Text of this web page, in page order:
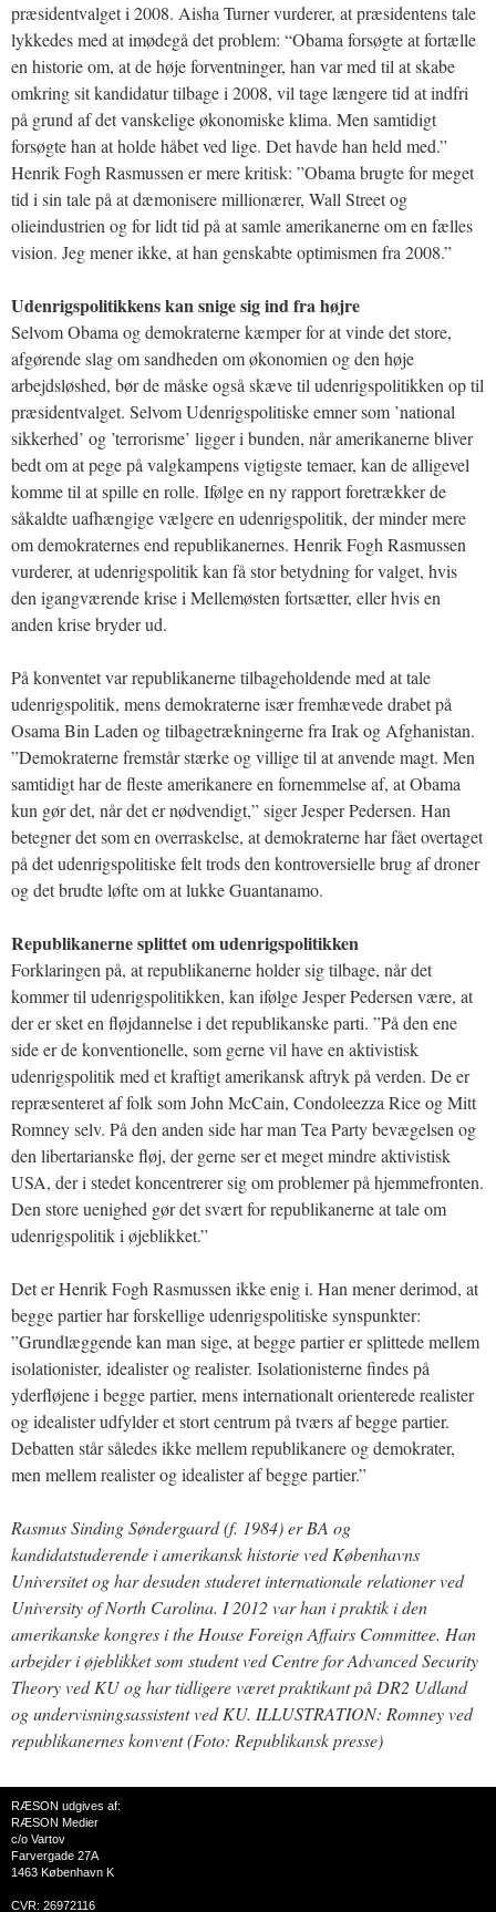
præsidentvalget i 2008. Aisha Turner vurderer, at præsidentens tale
lykkedes med at imødegå det problem: “Obama forsøgte at fortælle
en historie om, at de høje forventninger, han var med til at skabe
omkring sit kandidatur tilbage i 2008, vil tage længere tid at indfri
på grund af det vanskelige økonomiske klima. Men samtidigt
forsøgte han at holde håbet ved lige. Det havde han held med.”
Henrik Fogh Rasmussen er mere kritisk: ”Obama brugte for meget
tid i sin tale på at dæmonisere millionærer, Wall Street og
olieindustrien og for lidt tid på at samle amerikanerne om en fælles
vision. Jeg mener ikke, at han genskabte optimismen fra 2008.”
Udenrigspolitikkens kan snige sig ind fra højre
Selvom Obama og demokraterne kæmper for at vinde det store,
afgørende slag om sandheden om økonomien og den høje
arbejdsløshed, bør de måske også skæve til udenrigspolitikken op til
præsidentvalget. Selvom Udenrigspolitiske emner som ’national
sikkerhed’ og ’terrorisme’ ligger i bunden, når amerikanerne bliver
bedt om at pege på valgkampens vigtigste temaer, kan de alligevel
komme til at spille en rolle. Ifølge en ny rapport foretrækker de
såkaldte uafhængige vælgere en udenrigspolitik, der minder mere
om demokraternes end republikanernes. Henrik Fogh Rasmussen
vurderer, at udenrigspolitik kan få stor betydning for valget, hvis
den igangværende krise i Mellemøsten fortsætter, eller hvis en
anden krise bryder ud.
På konventet var republikanerne tilbageholdende med at tale
udenrigspolitik, mens demokraterne især fremhævede drabet på
Osama Bin Laden og tilbagetrækningerne fra Irak og Afghanistan.
”Demokraterne fremstår stærke og villige til at anvende magt. Men
samtidigt har de fleste amerikanere en fornemmelse af, at Obama
kun gør det, når det er nødvendigt,” siger Jesper Pedersen. Han
betegner det som en overraskelse, at demokraterne har fået overtaget
på det udenrigspolitiske felt trods den kontroversielle brug af droner
og det brudte løfte om at lukke Guantanamo.
Republikanerne splittet om udenrigspolitikken
Forklaringen på, at republikanerne holder sig tilbage, når det
kommer til udenrigspolitikken, kan ifølge Jesper Pedersen være, at
der er sket en fløjdannelse i det republikanske parti. ”På den ene
side er de konventionelle, som gerne vil have en aktivistisk
udenrigspolitik med et kraftigt amerikansk aftryk på verden. De er
repræsenteret af folk som John McCain, Condoleezza Rice og Mitt
Romney selv. På den anden side har man Tea Party bevægelsen og
den libertarianske fløj, der gerne ser et meget mindre aktivistisk
USA, der i stedet koncentrerer sig om problemer på hjemmefronten.
Den store uenighed gør det svært for republikanerne at tale om
udenrigspolitik i øjeblikket.”
Det er Henrik Fogh Rasmussen ikke enig i. Han mener derimod, at
begge partier har forskellige udenrigspolitiske synspunkter:
”Grundlæggende kan man sige, at begge partier er splittede mellem
isolationister, idealister og realister. Isolationisterne findes på
yderfløjene i begge partier, mens internationalt orienterede realister
og idealister udfylder et stort centrum på tværs af begge partier.
Debatten står således ikke mellem republikanere og demokrater,
men mellem realister og idealister af begge partier.”
Rasmus Sinding Søndergaard (f. 1984) er BA og
kandidatstuderende i amerikansk historie ved Københavns
Universitet og har desuden studeret internationale relationer ved
University of North Carolina. I 2012 var han i praktik i den
amerikanske kongres i the House Foreign Affairs Committee. Han
arbejder i øjeblikket som student ved Centre for Advanced Security
Theory ved KU og har tidligere været praktikant på DR2 Udland
og undervisningsassistent ved KU. ILLUSTRATION: Romney ved
republikanernes konvent (Foto: Republikansk presse)
RÆSON udgives af:
RÆSON Medier
c/o Vartov
Farvergade 27A
1463 København K
CVR: 26972116